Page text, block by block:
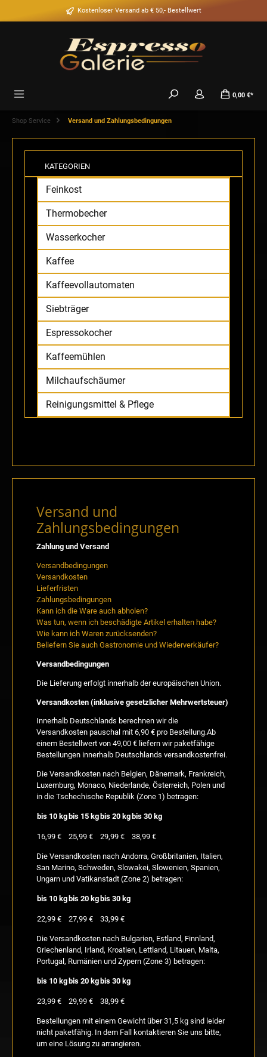
Kostenloser Versand ab € 50,- Bestellwert
0,00 €*
Shop Service Versand und Zahlungsbedingungen
KATEGORIEN
Feinkost
Thermobecher
Wasserkocher
Kaffee
Kaffeevollautomaten
Siebträger
Espressokocher
Kaffeemühlen
Milchaufschäumer
Reinigungsmittel & Pflege
Versand und
Zahlungsbedingungen
Zahlung und Versand
Versandbedingungen
Versandkosten
Lieferfristen
Zahlungsbedingungen
Kann ich die Ware auch abholen?
Was tun, wenn ich beschädigte Artikel erhalten habe?
Wie kann ich Waren zurücksenden?
Beliefern Sie auch Gastronomie und Wiederverkäufer?
Versandbedingungen
Die Lieferung erfolgt innerhalb der europäischen Union.
Versandkosten (inklusive gesetzlicher Mehrwertsteuer)
Innerhalb Deutschlands berechnen wir die
Versandkosten pauschal mit 6,90 € pro Bestellung.Ab
einem Bestellwert von 49,00 € liefern wir paketfähige
Bestellungen innerhalb Deutschlands versandkostenfrei.
Die Versandkosten nach Belgien, Dänemark, Frankreich,
Luxemburg, Monaco, Niederlande, Österreich, Polen und
in die Tschechische Republik (Zone 1) betragen:
bis 10 kg bis 15 kg bis 20 kg bis 30 kg
16,99 € 25,99 € 29,99 € 38,99 €
Die Versandkosten nach Andorra, Großbritanien, Italien,
San Marino, Schweden, Slowakei, Slowenien, Spanien,
Ungarn und Vatikanstadt (Zone 2) betragen:
bis 10 kg bis 20 kg bis 30 kg
22,99 € 27,99 € 33,99 €
Die Versandkosten nach Bulgarien, Estland, Finnland,
Griechenland, Irland, Kroatien, Lettland, Litauen, Malta,
Portugal, Rumänien und Zypern (Zone 3) betragen:
bis 10 kgbis 20 kgbis 30 kg
23,99 € 29,99 € 38,99 €
Bestellungen mit einem Gewicht über 31,5 kg sind leider
nicht paketfähig. In dem Fall kontaktieren Sie uns bitte,
um eine Lösung zu arrangieren.